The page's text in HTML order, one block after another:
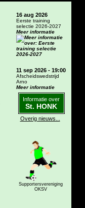
16 aug 2026
Eerste training
selectie 2026-2027
Meer informatie
11 sep 2026 - 19:00
Afscheidswedstrijd
Arno
Meer informatie
Informatie over
St. HONK
Overig nieuws...
Supportersvereniging
OKSV